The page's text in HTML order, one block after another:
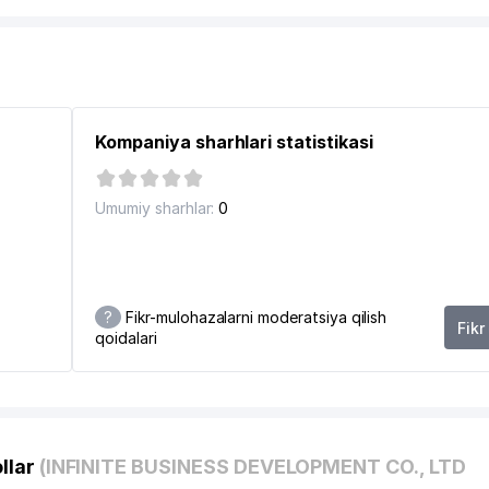
INSTITUTI
Kompaniya sharhlari statistikasi
Umumiy sharhlar: 0
?
Fikr-mulohazalarni moderatsiya qilish
qoidalari
(INFINITE BUSINESS DEVELOPMENT CO., LTD